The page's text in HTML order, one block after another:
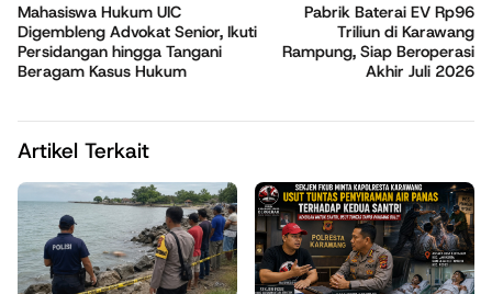
Mahasiswa Hukum UIC
Digembleng Advokat Senior, Ikuti
Persidangan hingga Tangani
Beragam Kasus Hukum
Pabrik Baterai EV Rp96
Triliun di Karawang
Rampung, Siap Beroperasi
Akhir Juli 2026
Artikel Terkait